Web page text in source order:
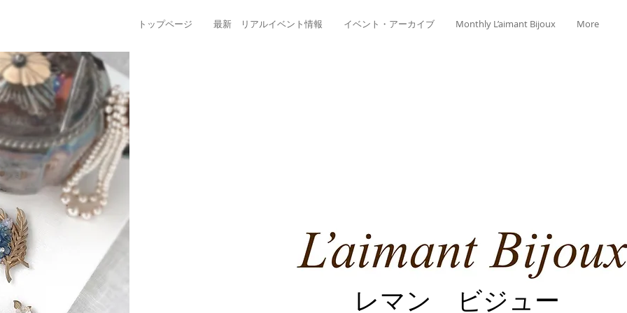
トップページ 最新 リアルイベント情報 イベント・アーカイブ Monthly L’aimant Bijoux More
レマン ビジュー